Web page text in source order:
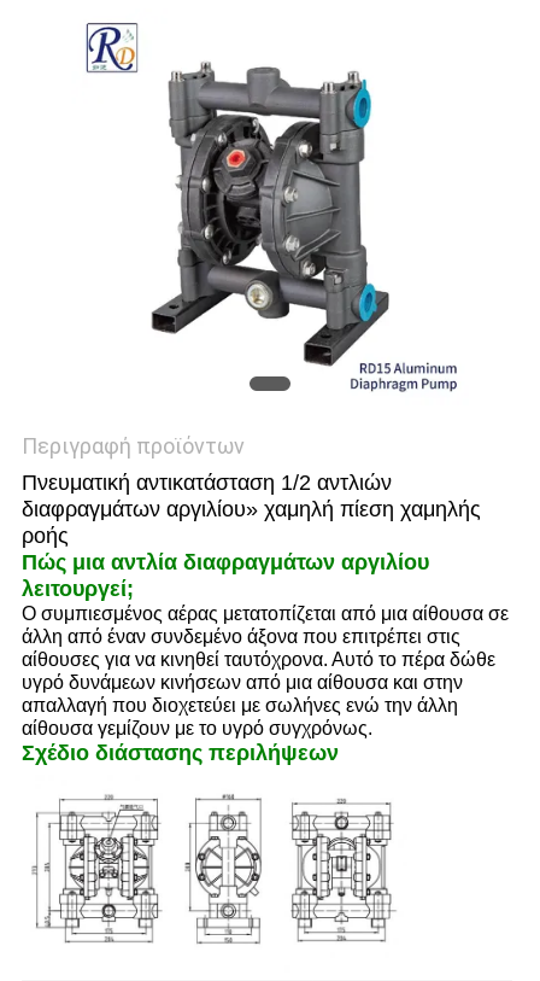
ΓΎΡΟΣ
ΕΡΓΟΣΤΑΣΊΩΝ
ΠΟΙΟΤΙΚΌΣ
ΟΙ
ΠΕΡΙΠΤΏΣΕΙΣ
ΖΗΤΉΣΤΕ
ΈΝΑ
ΑΠΌΣΠΑΣΜΑ
SITEMAP
PRIVACY
POLICY
Περιγραφή προϊόντων
Πνευματική αντικατάσταση 1/2 αντλιών
διαφραγμάτων αργιλίου» χαμηλή πίεση χαμηλής
ροής
Πώς μια αντλία διαφραγμάτων αργιλίου
λειτουργεί;
Ο συμπιεσμένος αέρας μετατοπίζεται από μια αίθουσα σε
άλλη από έναν συνδεμένο άξονα που επιτρέπει στις
αίθουσες για να κινηθεί ταυτόχρονα. Αυτό το πέρα δώθε
υγρό δυνάμεων κινήσεων από μια αίθουσα και στην
απαλλαγή που διοχετεύει με σωλήνες ενώ την άλλη
αίθουσα γεμίζουν με το υγρό συγχρόνως.
Σχέδιο διάστασης περιλήψεων